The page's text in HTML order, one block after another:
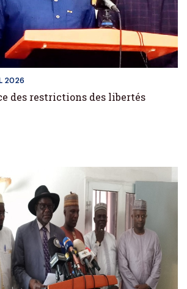
2026
des restrictions des libertés